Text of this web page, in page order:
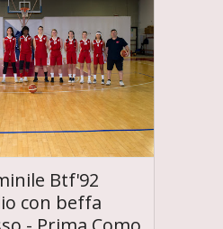
Btf'92
con beffa